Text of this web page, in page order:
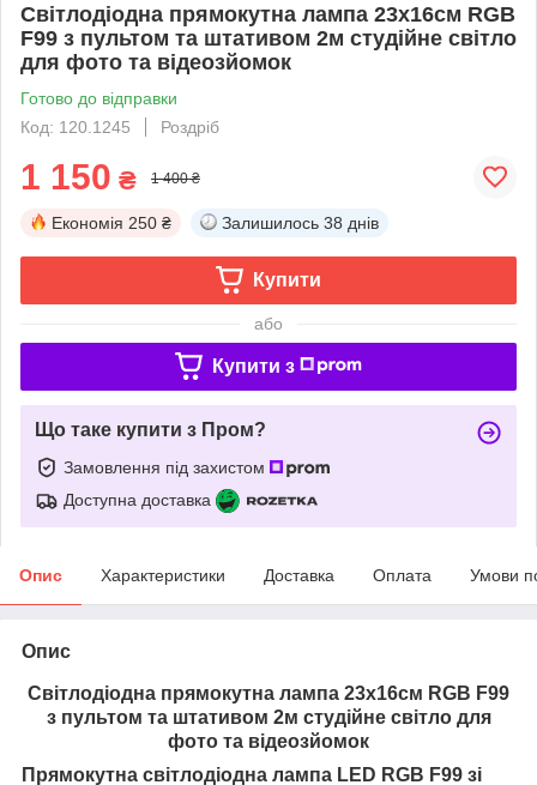
Світлодіодна прямокутна лампа 23х16см RGB
F99 з пультом та штативом 2м студійне світло
для фото та відеозйомок
Готово до відправки
Код: 120.1245
Роздріб
1 150 ₴ 1 400 ₴
Економія 250 ₴ Залишилось 38 днів
Купити
або
Купити з
Що таке купити з Пром?
Замовлення під захистом
Доступна доставка
Опис Характеристики Доставка Оплата Умови
Опис
Світлодіодна прямокутна лампа 23х16см RGB F99
з пультом та штативом 2м студійне світло для
фото та відеозйомок
Прямокутна світлодіодна лампа LED RGB F99 зі